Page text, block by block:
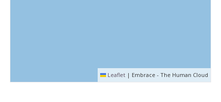
Leaflet | Embrace - The Human Cloud